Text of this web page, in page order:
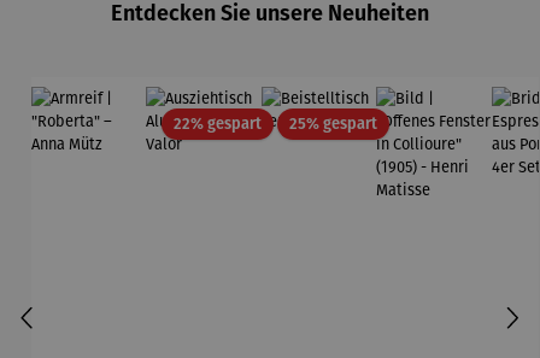
EditionEntdecken Sie unsere Neuheiten
22% gespartRabatt25% gespartRabatt